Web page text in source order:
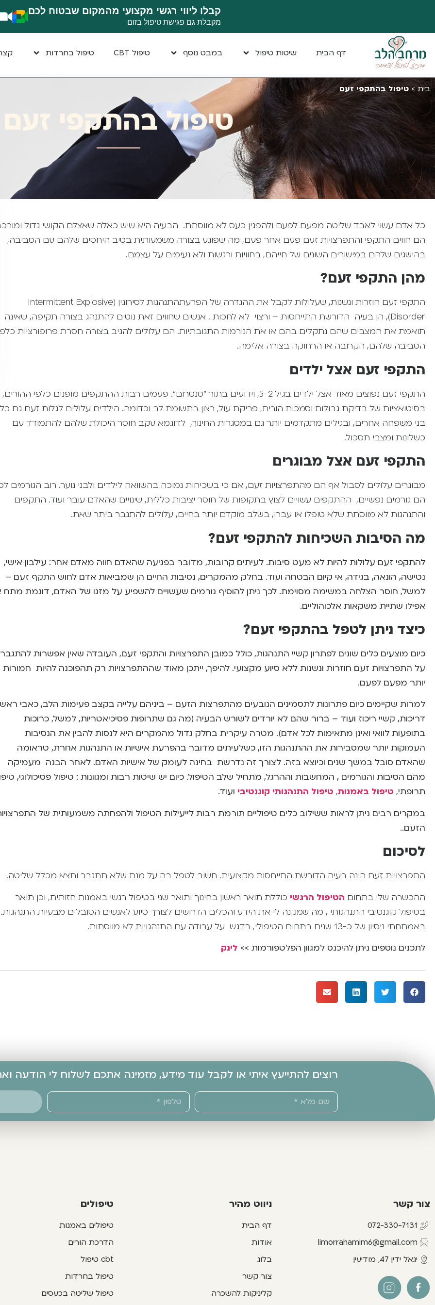
דף הבית שיטות טיפול במבט נוסף טיפול CBT טיפול בחרדות
בית>טיפול בהתקפי זעם
טיפול בהתקפי זעם
כל אדם עשוי לאבד שליטה מפעם לפעם ולהפגין כעס לא מווסתת. הבעיה היא שיש כאלה שאצלם הקושי גדול
הם חווים התקפי והתפרצויות זעם פעם אחר פעם, מה שפוגע בצורה משמעותית בטיב היחסים שלהם עם הסביבה,
בהישגים שלהם במישורים השונים של חייהם, בחוויות ורגשות ולא נעימים על עצמם.
מהן התקפי זעם?
התקפי זעם חוזרות ונשנות, שעלולות לקבל את ההגדרה של הפרעתהתנהגות לסירוגין (Intermittent Explosive
Disorder), הן בעיה הדורשת התייחסות – ורצוי לא לחכות . אנשים שחווים זאת נוטים להתנהג בצורה תקיפה, שאינה
תואמת את המצבים שהם נתקלים בהם או את הנורמות התגובתיות. הם עלולים להגיב בצורה חסרת פרופורציות
הסביבה שלהם, הקרובה או הרחוקה בצורה אלימה.
התקפי זעם אצל ילדים
התקפי זעם נפוצים מאוד אצל ילדים בגיל 5-2, וידועים בתור "טנטרום". פעמים רבות ההתקפים מופנים כלפי ההורים,
בסיטואציות של בדיקת גבולות וסמכות הורית, פריקת עול, רצון בתשומת לב וכדומה. הילדים עלולים לגלות זעם גם
בני משפחה אחרים, ובגילים מתקדמים יותר גם במסגרות החינוך, לדוגמא עקב חוסר היכולת שלהם להתמודד עם
כשלונות ומצבי תסכול.
התקפי זעם אצל מבוגרים
מבוגרים עלולים לסבול אף הם מהתפרצויות זעם, אם כי בשכיחות נמוכה בהשוואה לילדים ולבני נוער. רוב הגורמים
הם גורמים נפשיים, ההתקפים עשויים לצוץ בתקופות של חוסר יציבות כללית, שינויים שהאדם עובר ועוד. התקפים
והתנהגות לא מווסתת שלא טופלו או עברו, בשלב מוקדם יותר בחיים, עלולים להתגבר ביתר שאת.
מה הסיבות השכיחות להתקפי זעם?
להתקפי זעם עלולות להיות לא מעט סיבות. לעיתים קרובות, מדובר בפגיעה שהאדם חווה מאדם אחר: עילבון אישי,
נטישה, הונאה, בגידה, אי קיום הבטחה ועוד. בחלק מהמקרים, נסיבות החיים הן שמביאות אדם לחוש התקף זעם –
למשל, חוסר הצלחה במשימה מסוימת. לכך ניתן להוסיף גורמים שעשויים להשפיע על מזגו של האדם, דוגמת מתח
אפילו שתיית משקאות אלכוהוליים.
כיצד ניתן לטפל בהתקפי זעם?
כיום מוצעים כלים שונים לפתרון קשיי התנהגות, כולל כמובן התפרצויות והתקפי זעם, העובדה שאין אפשרות להתגבר
על התפרצויות זעם חוזרות ונשנות ללא סיוע מקצועי. להיפך, ייתכן מאוד שההתפרצויות רק תהפוכנה להיות חמורות
יותר מפעם לפעם.
למרות שקיימים כיום פתרונות לתסמינים הנובעים מהתפרצות הזעם – ביניהם עלייה בקצב פעימות הלב, כאבי
דריכות, קשיי ריכוז ועוד – ברור שהם לא יורדים לשורש הבעיה (מה גם שתרופות פסיכיאטריות, למשל, כרוכות
בתופעות לוואי ואינן מתאימות לכל אדם). מטרה עיקרית בחלק גדול מהמקרים היא לנסות להבין את הנסיבות
העמוקות יותר שמסבירות את ההתנהגות הזו, כשלעיתים מדובר בהפרעת אישיות או התנהגות אחרת, טראומה
שהאדם סובל במשך שנים וכיוצא בזה. לצורך זה נדרשת בחינה לעומק של אישיות האדם. לאחר הבנה מעמיקה
מהם הסיבות והגורמים , המחשבות וההרגל, מתחיל שלב הטיפול. כיום יש שיטות רבות ומגוונות : טיפול פסיכולוגי,
תרופתי, טיפול באמנות, טיפול התנהגותי קוגנטיבי ועוד.
במקרים רבים ניתן לראות ששילוב כלים טיפוליים תורמת רבות לייעילות הטיפול ולהפחתה משמעותית של
הזעם..
לסיכום
התפרצויות זעם הינה בעיה הדורשת התייחסות מקצועית. חשוב לטפל בה על מנת שלא תתגבר ותצא מכלל שליטה.
ההכשרה שלי בתחום הטיפול הרגשי כוללת תואר ראשון בחינוך ותואר שני בטיפול רגשי באמנות חזותית, וכן תואר
בטיפול קוגנטיבי התנהגותי , מה שמקנה לי את הידע והכלים הדרושים לצורך סיוע לאנשים הסובלים מבעיות התנהגות.
באמתחתי ניסיון של כ-13 שנים בתחום הטיפולי, בדגש על עבודה עם התנהגויות לא מווסתות.
לתכנים נוספים ניתן להיכנס למגוון הפלטפורמות >> לינק
רוצים להתייעץ איתי או לקבל עוד מידע, מזמינה אתכם לשלוח לי הודעה
צור קשר
072-330-7131
limorrahamim6@gmail.com
יגאל ידין 47, מודיעין
ניווט מהיר
דף הבית
אודות
בלוג
צור קשר
קליניקות להשכרה
טיפולים
טיפולים באמנות
הדרכת הורים
cbt טיפול
טיפול בחרדות
טיפול שליטה בכעסים
קבלו ליווי רגשי מקצועי מהמקום שבטוח לכם
מקבלת גם פגישת טיפול בזום